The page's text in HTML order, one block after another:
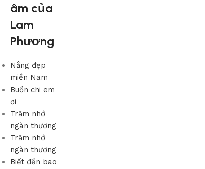
âm của
Lam
Phương
Nắng đẹp
miền Nam
Buồn chi em
ơi
Trăm nhớ
ngàn thương
Trăm nhớ
ngàn thương
Biết đến bao